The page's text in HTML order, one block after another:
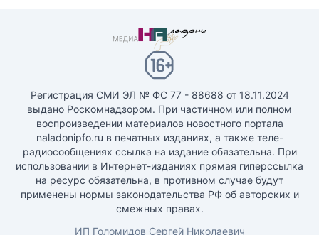
Регистрация СМИ ЭЛ № ФС 77 - 88688 от 18.11.2024
выдано Роскомнадзором. При частичном или полном
воспроизведении материалов новостного портала
naladonipfo.ru в печатных изданиях, а также теле-
радиосообщениях ссылка на издание обязательна. При
использовании в Интернет-изданиях прямая гиперссылка
на ресурс обязательна, в противном случае будут
применены нормы законодательства РФ об авторских и
смежных правах.
ИП Голомидов Сергей Николаевич